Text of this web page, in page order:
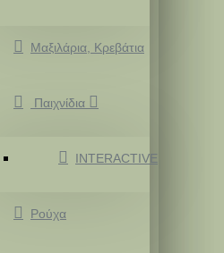
Μαξιλάρια, Κρεβάτια
Παιχνίδια
INTERACTIVE
Ρούχα